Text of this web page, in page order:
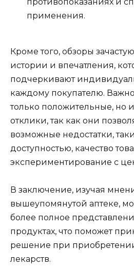
применения.
Кроме того, обзоры
истории и впечатления,
подчеркивают
каждому покупателю.
только положительные, но
отклики, так как они
возможные недостатки,
доступностью, качество
экспериментирование с
В заключение, изучая
вышеупомянутой аптеке,
более полное
продуктах, что поможет
решение при
лекарств.